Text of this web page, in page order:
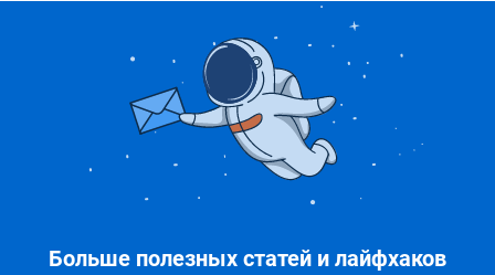
Больше полезных статей и лайфхаков